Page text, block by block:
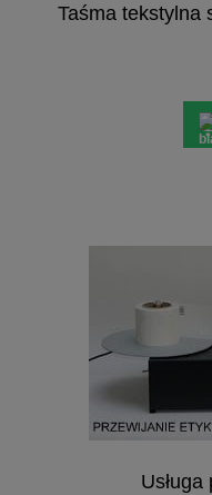
Taśma tekstylna